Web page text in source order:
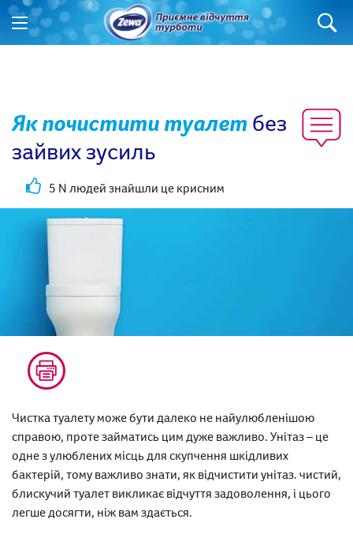
Як почистити туалетбез
зайвих зусиль
5 N людей знайшли це крисним
Чистка туалету може бути далеко не найулюбленішою
справою, проте займатись цим дуже важливо. Унітаз – це
одне з улюблених місць для скупчення шкідливих
бактерій, тому важливо знати, як відчистити унітаз. чистий,
блискучий туалет викликає відчуття задоволення, і цього
легше досягти, ніж вам здається.